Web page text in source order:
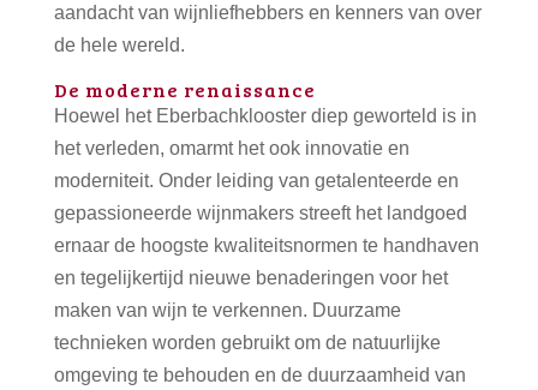
aandacht van wijnliefhebbers en kenners van over
de hele wereld.
De moderne renaissance
Hoewel het Eberbachklooster diep geworteld is in
het verleden, omarmt het ook innovatie en
moderniteit. Onder leiding van getalenteerde en
gepassioneerde wijnmakers streeft het landgoed
ernaar de hoogste kwaliteitsnormen te handhaven
en tegelijkertijd nieuwe benaderingen voor het
maken van wijn te verkennen. Duurzame
technieken worden gebruikt om de natuurlijke
omgeving te behouden en de duurzaamheid van